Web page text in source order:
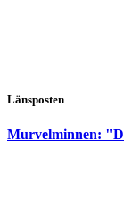
Länsposten
Murvelminnen: